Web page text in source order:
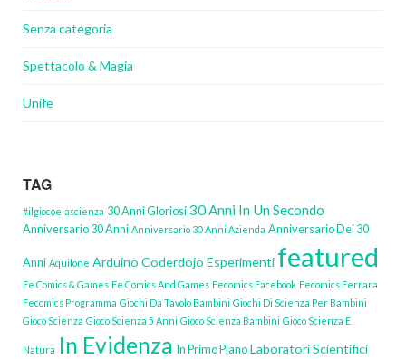
Senza categoria
Spettacolo & Magia
Unife
TAG
#ilgiocoelascienza 30 Anni Gloriosi30 Anni In Un Secondo
Anniversario 30 Anni Anniversario 30 Anni Azienda Anniversario Dei 30
Anni Aquilone Arduino Coderdojo Esperimenti featured
Fe Comics & Games Fe Comics And Games Fecomics Facebook Fecomics Ferrara
Fecomics Programma Giochi Da Tavolo Bambini Giochi Di Scienza Per Bambini
Gioco Scienza Gioco Scienza 5 Anni Gioco Scienza Bambini Gioco Scienza E
Natura In Evidenza In Primo PianoLaboratori Scientifici